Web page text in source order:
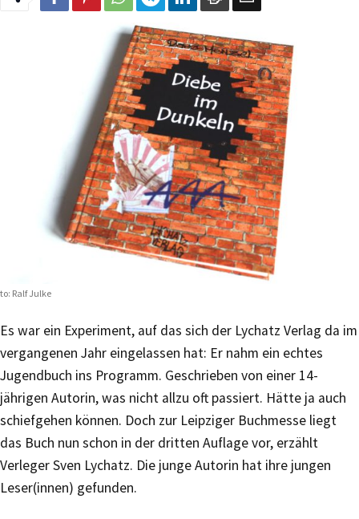
Ralf Julke
Es war ein Experiment, auf das sich der Lychatz Verlag da im
vergangenen Jahr eingelassen hat: Er nahm ein echtes
Jugendbuch ins Programm. Geschrieben von einer 14-
jährigen Autorin, was nicht allzu oft passiert. Hätte ja auch
schiefgehen können. Doch zur Leipziger Buchmesse liegt
das Buch nun schon in der dritten Auflage vor, erzählt
Verleger Sven Lychatz. Die junge Autorin hat ihre jungen
Leser(innen) gefunden.